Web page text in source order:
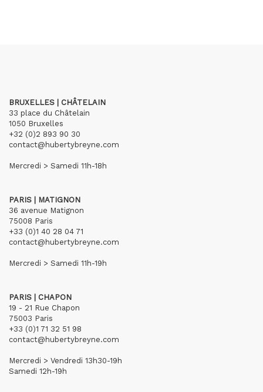
BRUXELLES | CHÂTELAIN
33 place du Châtelain
1050 Bruxelles
+32 (0)2 893 90 30
contact@hubertybreyne.com
Mercredi > Samedi 11h-18h
PARIS | MATIGNON
36 avenue Matignon
75008 Paris
+33 (0)1 40 28 04 71
contact@hubertybreyne.com
Mercredi > Samedi 11h-19h
PARIS | CHAPON
19 - 21 Rue Chapon
75003 Paris
+33 (0)1 71 32 51 98
contact@hubertybreyne.com
Mercredi > Vendredi 13h30-19h
Samedi 12h-19h